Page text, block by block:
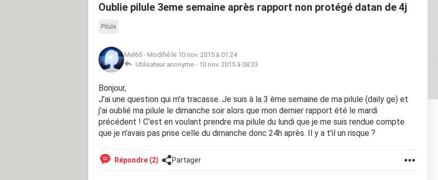
Oublie pilule 3eme semaine après rapport non protégé datan de 4j
Pilule
Mel65 - Modifié le 10 nov. 2015 à 01:24
Utilisateur anonyme - 10 nov. 2015 à 08:33
Bonjour,
J'ai une question qui m'a tracasse. Je suis à la 3 ème semaine de ma pilule (daily ge) et
j'ai oublié ma pilule le dimanche soir alors que mon dernier rapport été le mardi
précédent ! C'est en voulant prendre ma pilule du lundi que je me suis rendue compte
que je n'avais pas prise celle du dimanche donc 24h après. Il y a t'il un risque ?
Répondre (2) Partager